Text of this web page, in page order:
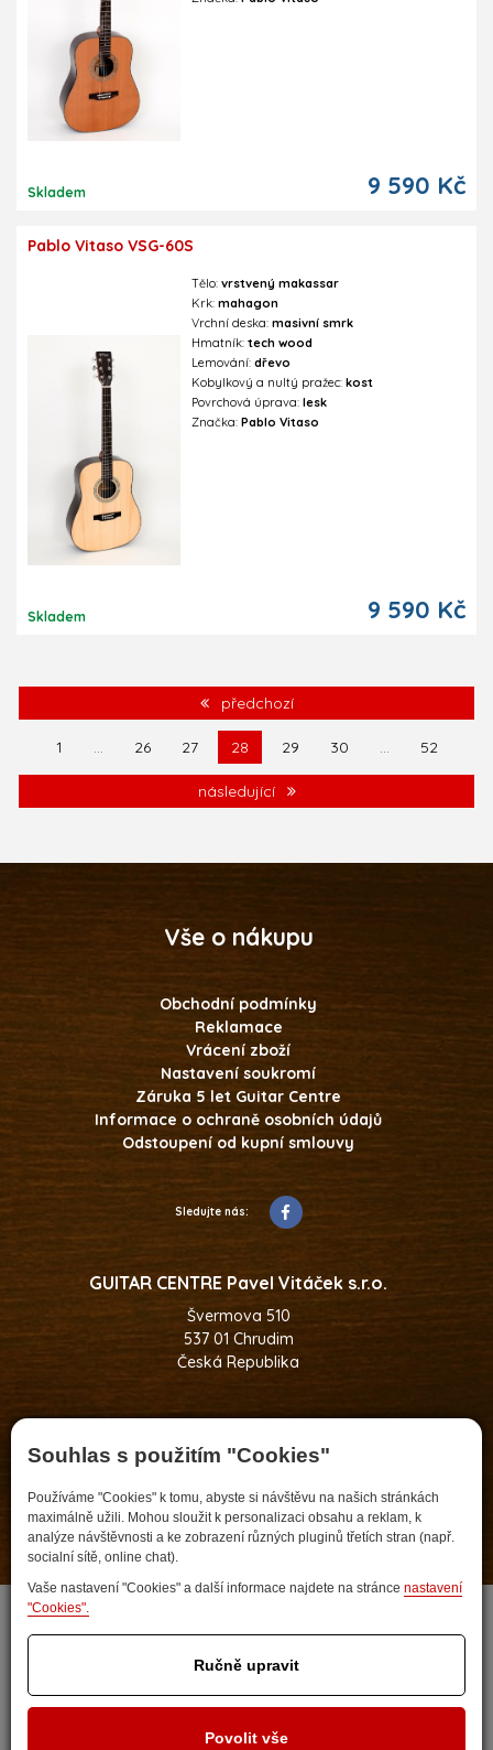
Souhlas s použitím "Cookies"
Používáme "Cookies" k tomu, abyste si návštěvu na našich stránkách
maximálně užili. Mohou sloužit k personalizaci obsahu a reklam, k
analýze návštěvnosti a ke zobrazení různých pluginů třetích stran (např.
socialní sítě, online chat).
Vaše nastavení "Cookies" a další informace najdete na stránce nastavení
"Cookies".
Ručně upravit
Povolit vše
Skladem 9 590 Kč
Pablo Vitaso VSG-60S
Skladem
Tělo:vrstvený makassar
Krk:mahagon
Vrchní deska:masivní smrk
Hmatník:tech wood
Lemování:dřevo
Kobylkový a nultý pražec:kost
Povrchová úprava:lesk
Značka:Pablo Vitaso
9 590 Kč
předchozí
1 ... 26 27 28 29 30 ... 52
následující
Vše o nákupu
Obchodní podmínky
Reklamace
Vrácení zboží
Nastavení soukromí
Záruka 5 let Guitar Centre
Informace o ochraně osobních údajů
Odstoupení od kupní smlouvy
Sledujte nás:
GUITAR CENTRE Pavel Vitáček s.r.o.
Švermova 510
537 01 Chrudim
Česká Republika
pavel.vitacek@guitarcentre.cz
Developed by